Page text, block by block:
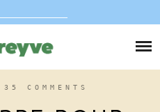
35 COMMENTS